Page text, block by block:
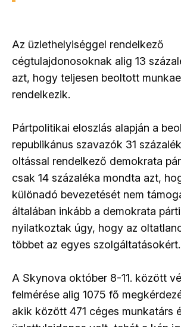
Az üzlethelyiséggel rendelkező
cégtulajdonosoknak alig 13
azt, hogy teljesen beoltott
rendelkezik.
Pártpolitikai eloszlás alapján a
republikánus szavazók 31
oltással rendelkező demokrata
csak 14 százaléka mondta azt,
különadó bevezetését nem
általában inkább a demokrata
nyilatkoztak úgy, hogy az
többet az egyes szolgáltatásokért.
A Skynova október 8-11. között
felmérése alig 1075 fő
akik között 471 céges munkatárs